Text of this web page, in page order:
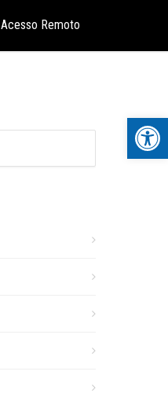
Acesso Remoto